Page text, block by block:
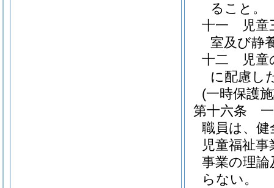
ること。
十一
児
室及び静
十二
児
に配慮し
(一時保護
第十六条
職員は、
児童福祉
事業の理
らない。